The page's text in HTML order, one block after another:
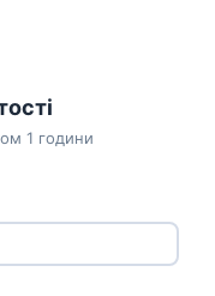
1 години